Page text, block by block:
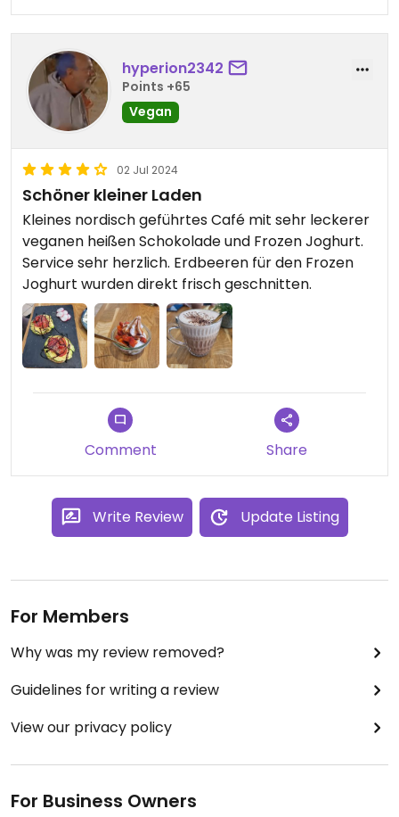
hyperion2342
Points +65
Vegan
02 Jul 2024
Schöner kleiner Laden
Kleines nordisch geführtes Café mit sehr leckerer
veganen heißen Schokolade und Frozen Joghurt.
Service sehr herzlich. Erdbeeren für den Frozen
Joghurt wurden direkt frisch geschnitten.
Comment Share
Write Review Update Listing
For Members
Why was my review removed?
Guidelines for writing a review
View our privacy policy
For Business Owners